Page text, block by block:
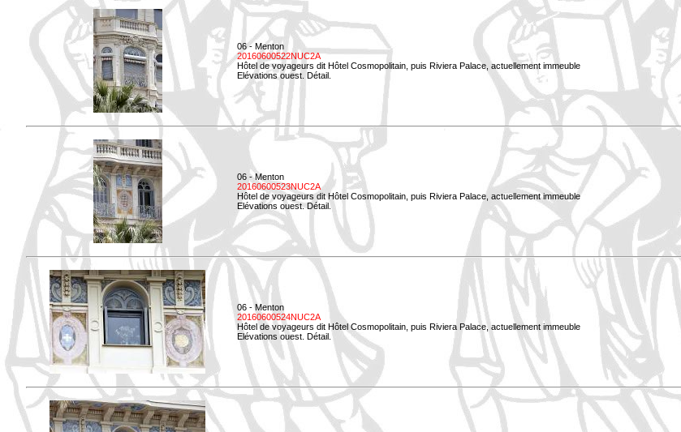
06 - Menton
20160600522NUC2A
Hôtel de voyageurs dit Hôtel Cosmopolitain, puis Riviera Palace, actuellement immeuble
Elévations ouest. Détail.
06 - Menton
20160600523NUC2A
Hôtel de voyageurs dit Hôtel Cosmopolitain, puis Riviera Palace, actuellement immeuble
Elévations ouest. Détail.
06 - Menton
20160600524NUC2A
Hôtel de voyageurs dit Hôtel Cosmopolitain, puis Riviera Palace, actuellement immeuble
Elévations ouest. Détail.